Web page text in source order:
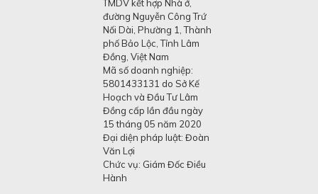
TMDV kết hợp Nhà ở,
đường Nguyễn Công Trứ
Nối Dài, Phường 1, Thành
phố Bảo Lộc, Tỉnh Lâm
Đồng, Việt Nam
Mã số doanh nghiệp:
5801433131 do Sở Kế
Hoạch và Đầu Tư Lâm
Đồng cấp lần đầu ngày
15 tháng 05 năm 2020
Đại diện pháp luật: Đoàn
Văn Lợi
Chức vụ: Giám Đốc Điều
Hành